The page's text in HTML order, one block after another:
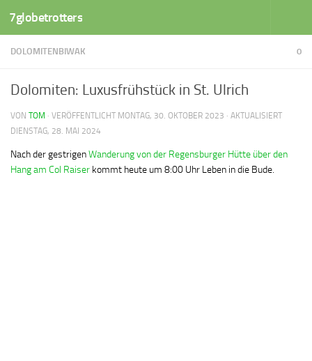
Zum Inhalt springen
7globetrotters
DOLOMITENBIWAK 0
Dolomiten: Luxusfrühstück in St. Ulrich
VON TOM · VERÖFFENTLICHT MONTAG, 30. OKTOBER 2023 · AKTUALISIERT
DIENSTAG, 28. MAI 2024
Nach der gestrigenWanderung von der Regensburger Hütte über den
Hang am Col Raiser kommt heute um 8:00 Uhr Leben in die Bude.